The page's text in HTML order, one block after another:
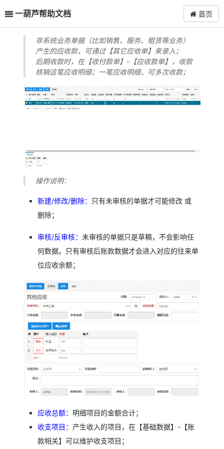
一葫芦帮助文档 首页
非系统业务单据（比如销售、服务、租赁等业务）
产生的应收款，可通过【其它应收单】来录入；
后期收款时，在【收付款单】-【应收款单】，收款
核销这笔应收明细；一笔应收明细，可多次收款；
操作说明：
新建/修改/删除： 只有未审核的单据才可能修改 或
删除；
审核/反审核：未审核的单据只是草稿，不会影响任
何数据。只有审核后账款数据才会进入对应的往来单
位应收余额；
应收总额： 明细项目的金额合计；
收支项目： 产生收入的项目，在【基础数据】-【账
款相关】可以维护收支项目；